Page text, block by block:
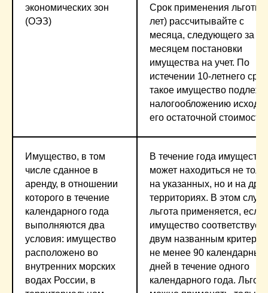
экономических зон
(ОЭЗ)
Срок применения льготы
лет) рассчитывайте с
месяца, следующего за
месяцем постановки
имущества на учет. По
истечении 10-летнего
такое имущество
налогообложению исходя
его остаточной стоимости
Имущество, в том
числе сданное в
аренду, в отношении
которого в течение
календарного года
выполняются два
условия: имущество
расположено во
внутренних морских
водах России, в
В течение года имущество
может находиться не
на указанных, но и на
территориях. В этом
льгота применяется, если
имущество соответствует
двум названным
не менее 90 календарных
дней в течение одного
календарного года. Льготу